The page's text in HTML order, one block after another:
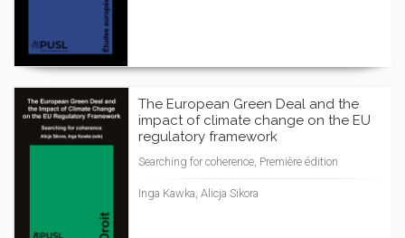
The European Green Deal and the
impact of climate change on the EU
regulatory framework
Searching for coherence, Première édition
Inga Kawka, Alicja Sikora